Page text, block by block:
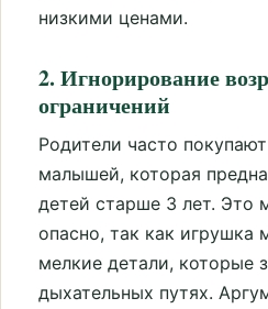
низкими ценами.
2. Игнорирование
ограничений
Родители часто
малышей, которая
детей старше 3 лет. Это
опасно, так как игрушка
мелкие детали, которые
дыхательных путях.